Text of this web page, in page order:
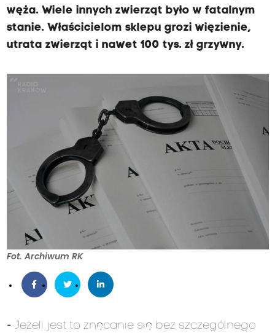
węża. Wiele innych zwierząt było w fatalnym
stanie. Właścicielom sklepu grozi więzienie,
utrata zwierząt i nawet 100 tys. zł grzywny.
Fot. Archiwum RK
- Jeżeli jest to znęcanie się bez szczególnego